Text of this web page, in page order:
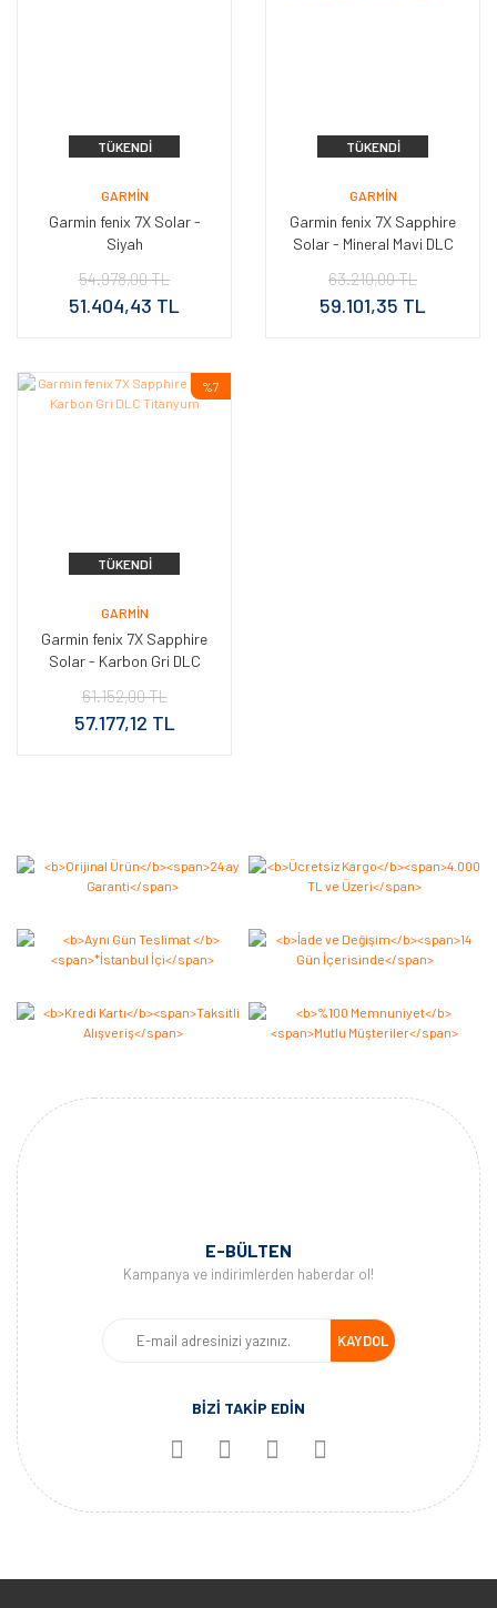
TÜKENDI
GARMIN
Garmin fenix 7X Solar -
Siyah
54.978,00 TL
51.404,43 TL
TÜKENDI
GARMIN
Garmin fenix 7X Sapphire
Solar - Mineral Mavi DLC
63.210,00 TL
59.101,35 TL
TÜKENDI
GARMIN
Garmin fenix 7X Sapphire
Solar - Karbon Gri DLC
%7
61.152,00 TL
57.177,12 TL
E-BÜLTEN
Kampanya ve indirimlerden haberdar ol!
KAYDOL
BİZİ TAKİP EDİN